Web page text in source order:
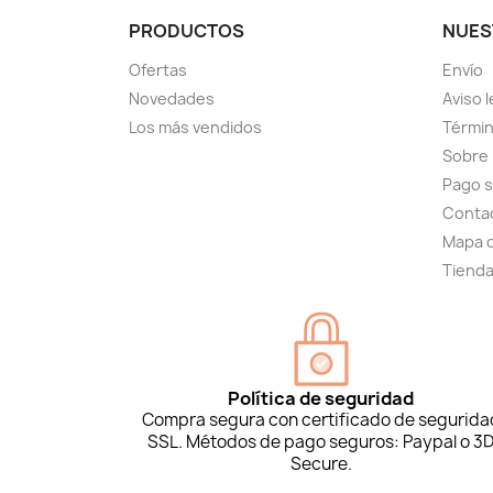
PRODUCTOS
Ofertas
Novedades
Los más vendidos
Envío
Aviso
Pago
Mapa
Política de seguridad
Compra segura con certificado de
SSL. Métodos de pago seguros: Paypal o
Secure.